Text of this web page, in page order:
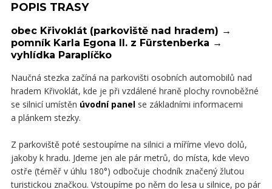
POPIS TRASY
obec Křivoklát (parkoviště nad hradem) →
pomník Karla Egona II. z Fürstenberka →
vyhlídka Paraplíčko
Naučná stezka začíná na parkovišti osobních automobilů nad
hradem Křivoklát, kde je při vzdálené hraně plochy rovnoběžné
se silnicí umístěn úvodní panelse základními informacemi
a plánkem stezky.
Z parkoviště poté sestoupíme na silnici a míříme vlevo dolů,
jakoby k hradu. Jdeme jen ale pár metrů, do místa, kde vlevo
ostře (téměř v úhlu 180°) odbočuje chodník značený žlutou
turistickou značkou. Vstoupíme po něm do lesa u silnice, po pár